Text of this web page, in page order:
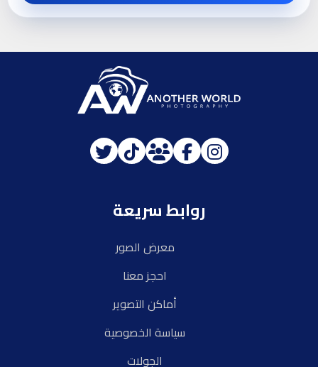
روابط سريعة
معرض الصور
احجز معنا
أماكن التصوير
سياسة الخصوصية
الجولات